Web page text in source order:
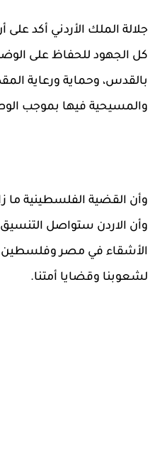
جلالة الملك الأردني أكد
كل الجهود للحفاظ على الوضع
بالقدس، وحماية ورعاية
والمسيحية فيها بموجب
وأن القضية الفلسطينية ما
وأن الاردن ستواصل
الأشقاء في مصر وفلسطين
لشعوبنا وقضايا أمتنا.